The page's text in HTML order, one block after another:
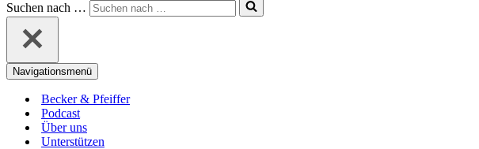
Suchen nach …
Navigationsmenü
Becker & Pfeiffer
Podcast
Über uns
Unterstützen